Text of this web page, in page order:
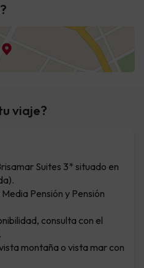
viaje?
Suites 3* situado en
Pensión y Pensión
consulta con el
montaña o vista mar con